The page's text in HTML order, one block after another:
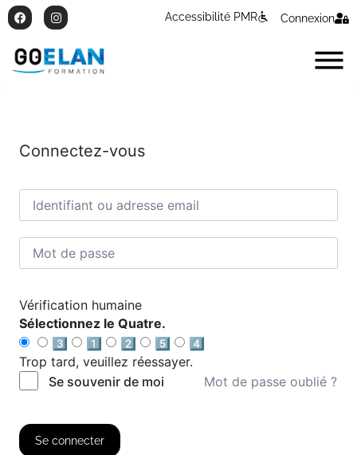
Accessibilité PMR Connexion
Connectez-vous
Vérification humaine
Sélectionnez le Quatre.
3️⃣
1️⃣ 2️⃣ 5️⃣
4️⃣
Trop tard, veuillez réessayer.
Se souvenir de moi
Mot de passe oublié ?
Se connecter